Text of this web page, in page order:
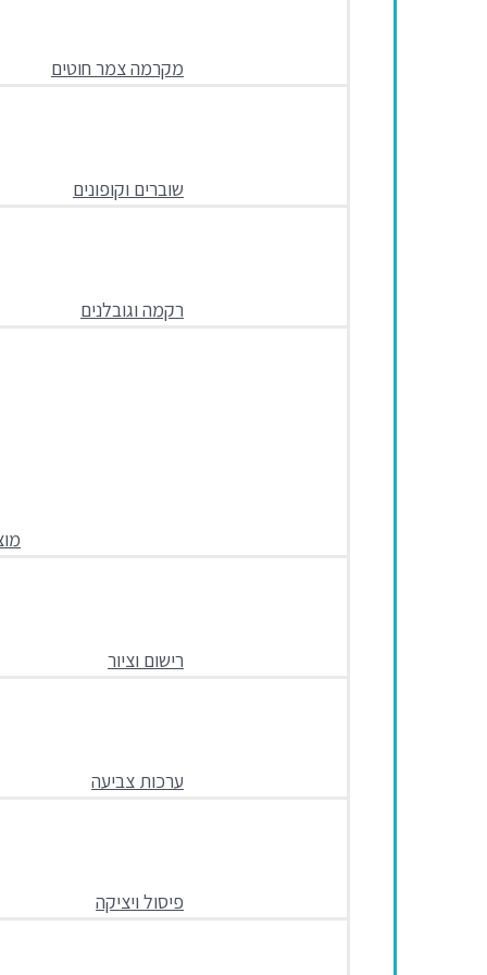
מקרמה צמר חוטים
שוברים וקופונים
רקמה וגובלנים
רישום וציור
ערכות צביעה
פיסול ויציקה